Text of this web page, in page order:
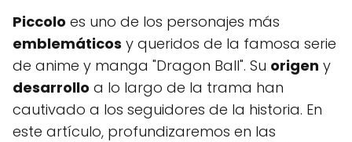
Piccolo es uno de los personajes más
emblemáticos y queridos de la famosa serie
de anime y manga "Dragon Ball". Su origen y
desarrollo a lo largo de la trama han
cautivado a los seguidores de la historia. En
este artículo, profundizaremos en las